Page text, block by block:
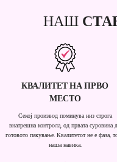
НАШ
КВАЛИТЕТ НА ПРВО
МЕСТО
Секој производ поминува низ строга
внатрешна контрола, од првата суровина
готовото пакување. Квалитетот не е фаза,
наша навика.